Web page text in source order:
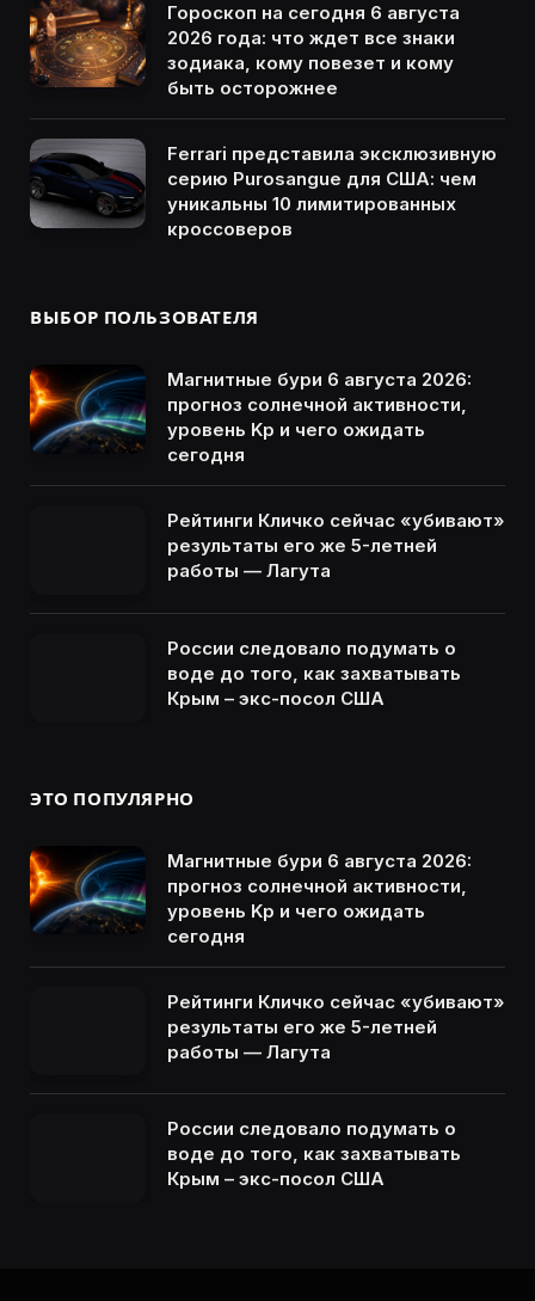
Гороскоп на сегодня 6 августа
2026 года: что ждет все знаки
зодиака, кому повезет и кому
быть осторожнее
Ferrari представила эксклюзивную
серию Purosangue для США: чем
уникальны 10 лимитированных
кроссоверов
ВЫБОР ПОЛЬЗОВАТЕЛЯ
Магнитные бури 6 августа 2026:
прогноз солнечной активности,
уровень Kp и чего ожидать
сегодня
Рейтинги Кличко сейчас «убивают»
результаты его же 5-летней
работы — Лагута
России следовало подумать о
воде до того, как захватывать
Крым – экс-посол США
ЭТО ПОПУЛЯРНО
Магнитные бури 6 августа 2026:
прогноз солнечной активности,
уровень Kp и чего ожидать
сегодня
Рейтинги Кличко сейчас «убивают»
результаты его же 5-летней
работы — Лагута
России следовало подумать о
воде до того, как захватывать
Крым – экс-посол США